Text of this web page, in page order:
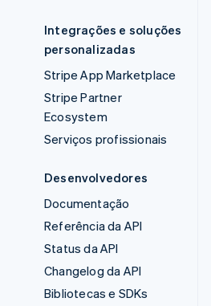
Integrações e soluções
personalizadas
Stripe App Marketplace
Stripe Partner
Ecosystem
Serviços profissionais
Desenvolvedores
Documentação
Referência da API
Status da API
Changelog da API
Bibliotecas e SDKs